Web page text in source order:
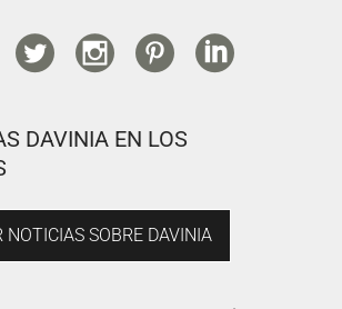
DAVINIA EN LOS
NOTICIAS SOBRE DAVINIA